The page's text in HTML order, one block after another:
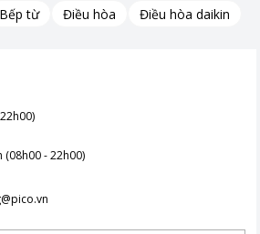
được trang bị chức năng tự ngắt điện
nước. Tính năng này đảm bảo an toàn
tắt bình.
Bếp từ Điều hòa Điều hòa daikin
(08h00 - 22h00)